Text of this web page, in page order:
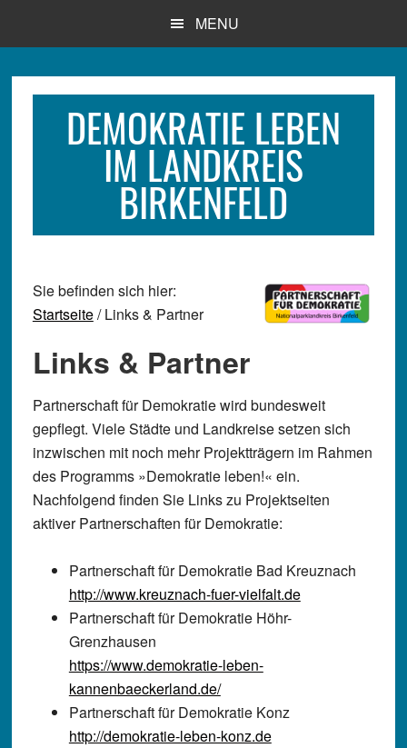
MENU
DEMOKRATIE LEBEN
IM LANDKREIS
BIRKENFELD
Sie befinden sich hier:
Startseite/ Links & Partner
Links & Partner
Partnerschaft für Demokratie wird bundesweit
gepflegt. Viele Städte und Landkreise setzen sich
inzwischen mit noch mehr Projektträgern im Rahmen
des Programms »Demokratie leben!« ein.
Nachfolgend finden Sie Links zu Projektseiten
aktiver Partnerschaften für Demokratie:
Partnerschaft für Demokratie Bad Kreuznach
http://www.kreuznach-fuer-vielfalt.de
Partnerschaft für Demokratie Höhr-
Grenzhausen
https://www.demokratie-leben-
kannenbaeckerland.de/
Partnerschaft für Demokratie Konz
http://demokratie-leben-konz.de